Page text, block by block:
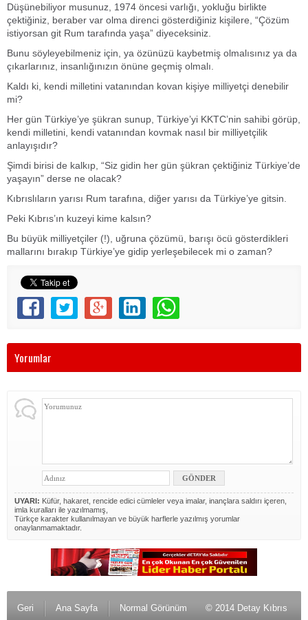
Düşünebiliyor musunuz, 1974 öncesi varlığı, yokluğu birlikte
çektiğiniz, beraber var olma direnci gösterdiğiniz kişilere, “Çözüm
istiyorsan git Rum tarafında yaşa” diyeceksiniz.
Bunu söyleyebilmeniz için, ya özünüzü kaybetmiş olmalısınız ya da
çıkarlarınız, insanlığınızın önüne geçmiş olmalı.
Kaldı ki, kendi milletini vatanından kovan kişiye milliyetçi denebilir
mi?
Her gün Türkiye’ye şükran sunup, Türkiye’yi KKTC’nin sahibi görüp,
kendi milletini, kendi vatanından kovmak nasıl bir milliyetçilik
anlayışıdır?
Şimdi birisi de kalkıp, “Siz gidin her gün şükran çektiğiniz Türkiye’de
yaşayın” derse ne olacak?
Kıbrıslıların yarısı Rum tarafına, diğer yarısı da Türkiye’ye gitsin.
Peki Kıbrıs’ın kuzeyi kime kalsın?
Bu büyük milliyetçiler (!), uğruna çözümü, barışı öcü gösterdikleri
mallarını bırakıp Türkiye’ye gidip yerleşebilecek mi o zaman?
Yorumlar
UYARI: Küfür, hakaret, rencide edici cümleler veya imalar, inançlara saldırı içeren,
imla kuralları ile yazılmamış,
Türkçe karakter kullanılmayan ve büyük harflerle yazılmış yorumlar
onaylanmamaktadır.
Geri Ana Sayfa Normal Görünüm © 2014 Detay Kıbrıs